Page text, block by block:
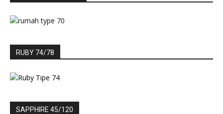
RUBY 74/78
SAPPHIRE 45/120